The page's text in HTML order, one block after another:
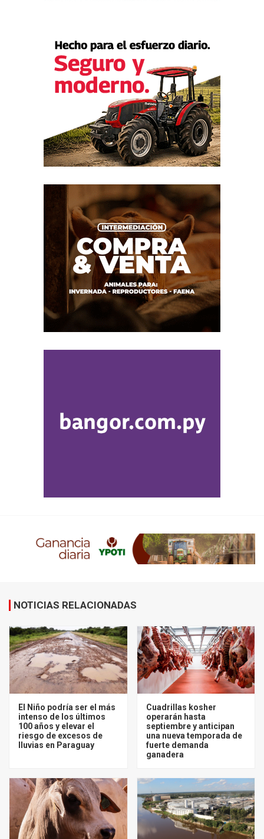
NOTICIAS RELACIONADAS
El Niño podría ser el más
intenso de los últimos
100 años y elevar el
riesgo de excesos de
lluvias en Paraguay
Cuadrillas kosher
operarán hasta
septiembre y anticipan
una nueva temporada de
fuerte demanda
ganadera